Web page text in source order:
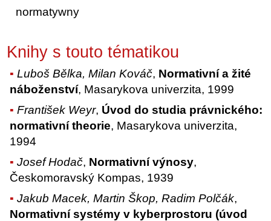
normatywny
Knihy s touto tématikou
Luboš Bělka, Milan Kováč, Normativní a žité
náboženství, Masarykova univerzita, 1999
František Weyr, Úvod do studia právnického:
normativní theorie, Masarykova univerzita,
1994
Josef Hodač, Normativní výnosy,
Českomoravský Kompas, 1939
Jakub Macek, Martin Škop, Radim Polčák,
Normativní systémy v kyberprostoru (úvod